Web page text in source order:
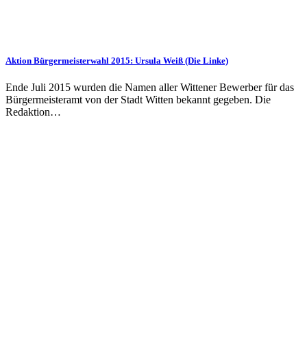
Aktion Bürgermeisterwahl 2015: Ursula Weiß (Die Linke)
Ende Juli 2015 wurden die Namen aller Wittener Bewerber für das
Bürgermeisteramt von der Stadt Witten bekannt gegeben. Die
Redaktion…